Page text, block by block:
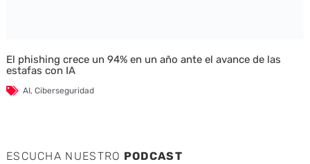
El phishing crece un 94% en un año ante el avance de las
estafas con IA
AI, Ciberseguridad
ESCUCHA NUESTRO PODCAST